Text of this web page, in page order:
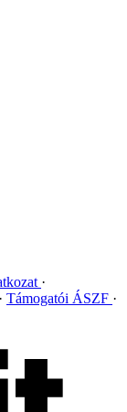
Támogatói ÁSZF